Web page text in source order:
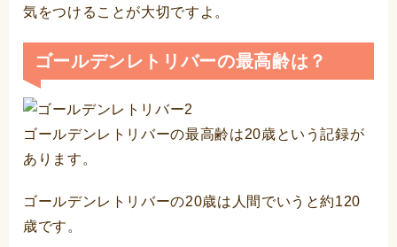
気をつけることが大切ですよ。
ゴールデンレトリバーの最高齢は？
ゴールデンレトリバーの最高齢は20歳という記録が
あります。
ゴールデンレトリバーの20歳は人間でいうと約120
歳です。